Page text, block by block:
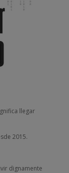
llegar
2015.
dignamente